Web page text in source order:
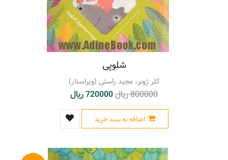
شلوپی
کلر ژوبر، مجید راستی (ویراستار)
800000 ریال 720000 ریال
اضافه به سبد خرید